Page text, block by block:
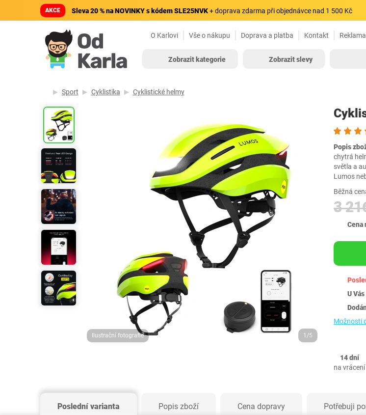
AKCE Sleva 20 % na NOVINKY s kódem SLE25NVK+ doprava zdarma při objednávce nad 1 500 Kč
O Karlovi Vše o nákupu Doprava a platba Kontakt
Zobrazit kategorie Zobrazit slevy
Sport Cyklistika Cyklistické helmy
Ilustrační fotografie 1/5
Popis
chytrá
světla a
Lumos
Běžná
3
Cena
U
Možnosti
14 dní
na vrácení
Poslední varianta Popis zboží Cena dopravy Potřebuji